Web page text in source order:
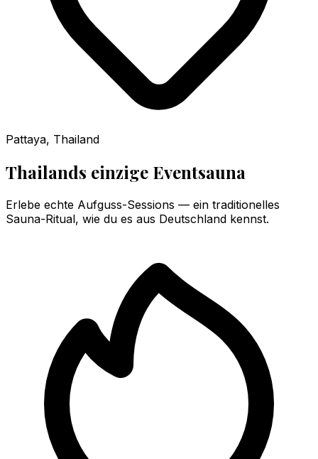
Pattaya, Thailand
Thailands einzige Eventsauna
Erlebe echte Aufguss-Sessions — ein traditionelles
Sauna-Ritual, wie du es aus Deutschland kennst.